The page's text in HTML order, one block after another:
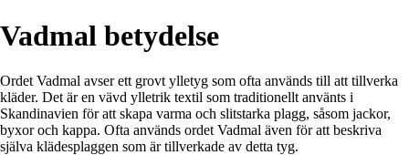
Vadmal betydelse
Ordet Vadmal avser ett grovt ylletyg som ofta används till att tillverka
kläder. Det är en vävd ylletrik textil som traditionellt använts i
Skandinavien för att skapa varma och slitstarka plagg, såsom jackor,
byxor och kappa. Ofta används ordet Vadmal även för att beskriva
själva klädesplaggen som är tillverkade av detta tyg.